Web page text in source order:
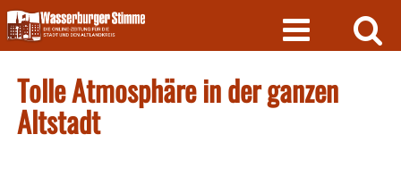
Skip
to
content
Tolle Atmosphäre in der ganzen
Altstadt